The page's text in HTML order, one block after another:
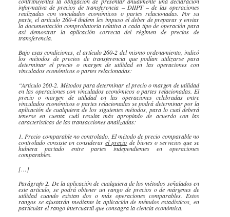
informativa de precios de transferencia – DIIPT– de las operaciones
realizadas con vinculados económicos o partes relacionadas. Por su
parte, el artículo 260-4ibidem les impuso el deber de preparar y enviar
la documentación comprobatoria relativa a cada tipo de operación para
así demostrar la aplicación correcta del régimen de precios de
transferencia.
Bajo esas condiciones, el artículo 260-2 del mismo ordenamiento, indicó
los métodos de precios de transferencia que podían utilizarse para
determinar el precio o margen de utilidad en las operaciones con
vinculados económicos o partes relacionadas:
“Artículo 260-2. Métodos para determinar el precio o margen de utilidad
en las operaciones con vinculados económicos o partes relacionadas. El
precio o margen de utilidad en las operaciones celebradas entre
vinculados económicos o partes relacionadas se podrá determinar por la
aplicación de cualquiera de los siguientes métodos, para lo cual deberá
tenerse en cuenta cuál resulta más apropiado de acuerdo con las
características de las transacciones analizadas:
1. Precio comparable no controlado. El método de precio comparable no
controlado consiste en considerarel precio de bienes o servicios que se
hubiera pactado entre partes independientes en operaciones
comparables.
[…]
Parágrafo 2. De la aplicación de cualquiera de los métodos señalados en
este artículo, se podrá obtener un rango de precios o de márgenes de
utilidad cuando existan dos o más operaciones comparables. Estos
rangos se ajustarán mediante la aplicación de métodos estadísticos, en
particular el rangointercuartilque consagra la ciencia económica.